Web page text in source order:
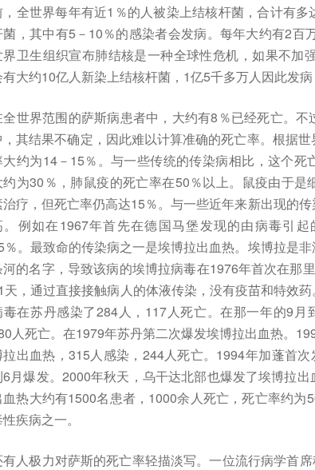
，全世界每年有近1％的人被染上结核杆菌，合计有
菌，其中有5－10％的感染者会发病。每年大约有2百
界卫生组织宣布肺结核是一种全球性危机，如果不加
大约10亿人新染上结核杆菌，1亿5千多万人因此发病
全世界范围的萨斯病患者中，大约有8％已经死亡。
，其结果不确定，因此难以计算准确的死亡率。根据
大约为14－15％。与一些传统的传染病相比，这个死
约为30％，肺鼠疫的死亡率在50％以上。鼠疫由于
治疗，但死亡率仍高达15％。与一些近年来新出现的
。例如在1967年首先在德国马堡发现的由病毒引
％。最致命的传染病之一是埃博拉出血热。埃博拉是
河的名字，导致该病的埃博拉病毒在1976年首次在那
天，通过直接接触病人的体液传染，没有疫苗和特效
毒在苏丹感染了284人，117人死亡。在那一年的9月
人死亡。在1979年苏丹第二次爆发埃博拉出血热。
拉出血热，315人感染，244人死亡。1994年加蓬首
6月爆发。2000年秋天，乌干达北部也爆发了埃博拉
血热大约有1500名患者，1000余人死亡，死亡率约为
疾病之一。
人极力对萨斯的死亡率轻描淡写。一位流行病学首席